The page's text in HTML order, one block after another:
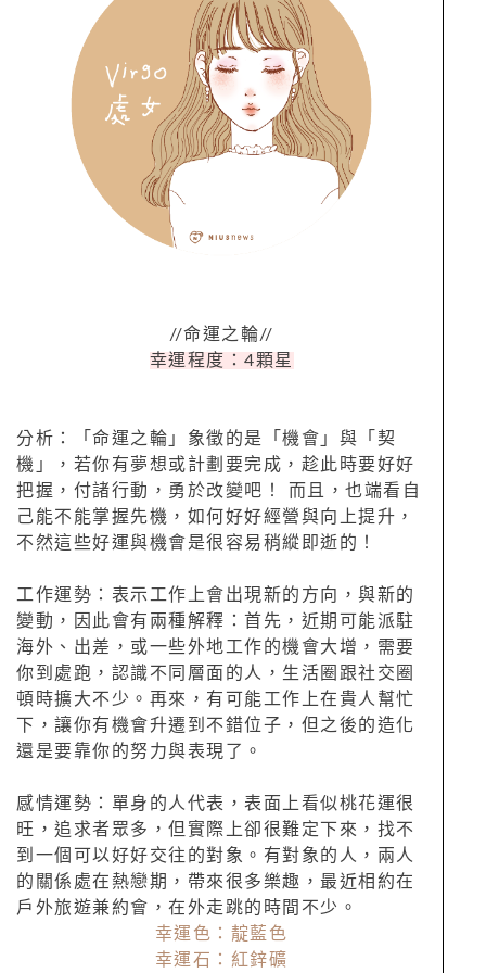
//命運之輪//
幸運程度：4顆星
分析：「命運之輪」象徵的是「機會」與「契
機」，若你有夢想或計劃要完成，趁此時要好好
把握，付諸行動，勇於改變吧！ 而且，也端看自
己能不能掌握先機，如何好好經營與向上提升，
不然這些好運與機會是很容易稍縱即逝的！
工作運勢：表示工作上會出現新的方向，與新的
變動，因此會有兩種解釋：首先，近期可能派駐
海外、出差，或一些外地工作的機會大增，需要
你到處跑，認識不同層面的人，生活圈跟社交圈
頓時擴大不少。再來，有可能工作上在貴人幫忙
下，讓你有機會升遷到不錯位子，但之後的造化
還是要靠你的努力與表現了。
感情運勢：單身的人代表，表面上看似桃花運很
旺，追求者眾多，但實際上卻很難定下來，找不
到一個可以好好交往的對象。有對象的人，兩人
的關係處在熱戀期，帶來很多樂趣，最近相約在
戶外旅遊兼約會，在外走跳的時間不少。
幸運色：靛藍色
幸運石：紅鋅礦